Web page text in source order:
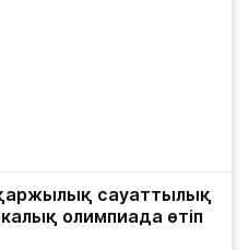
сауаттылық
олимпиада өтіп